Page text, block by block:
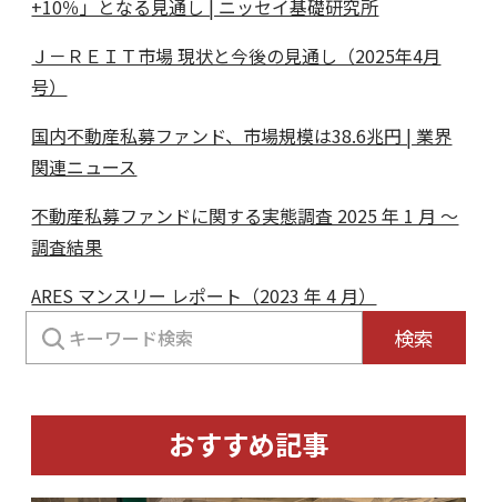
+10％」となる見通し | ニッセイ基礎研究所
Ｊ－ＲＥＩＴ市場 現状と今後の見通し（2025年4月
号）
国内不動産私募ファンド、市場規模は38.6兆円 | 業界
関連ニュース
不動産私募ファンドに関する実態調査 2025 年 1 月 ～
調査結果
ARES マンスリー レポート（2023 年 4 月）
索:
検索
おすすめ記事